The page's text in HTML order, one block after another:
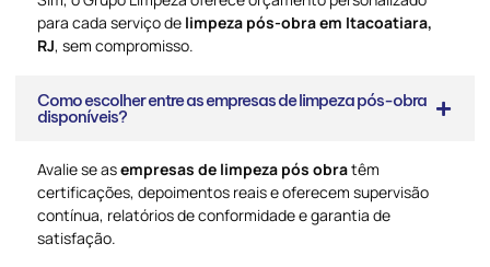
para cada serviço de limpeza pós-obra em Itacoatiara,
RJ, sem compromisso.
Como escolher entre as empresas de limpeza pós-obra
disponíveis?
Avalie se asempresas de limpeza pós obratêm
certificações, depoimentos reais e oferecem supervisão
contínua, relatórios de conformidade e garantia de
satisfação.